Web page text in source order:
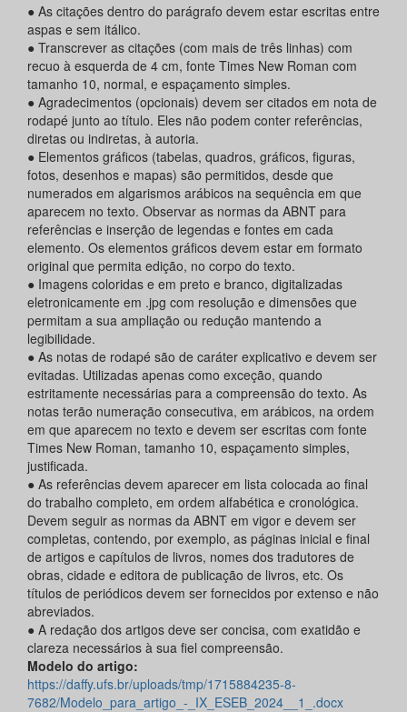
● As citações dentro do parágrafo devem estar escritas entre
aspas e sem itálico.
● Transcrever as citações (com mais de três linhas) com
recuo à esquerda de 4 cm, fonte Times New Roman com
tamanho 10, normal, e espaçamento simples.
● Agradecimentos (opcionais) devem ser citados em nota de
rodapé junto ao título. Eles não podem conter referências,
diretas ou indiretas, à autoria.
● Elementos gráficos (tabelas, quadros, gráficos, figuras,
fotos, desenhos e mapas) são permitidos, desde que
numerados em algarismos arábicos na sequência em que
aparecem no texto. Observar as normas da ABNT para
referências e inserção de legendas e fontes em cada
elemento. Os elementos gráficos devem estar em formato
original que permita edição, no corpo do texto.
● Imagens coloridas e em preto e branco, digitalizadas
eletronicamente em .jpg com resolução e dimensões que
permitam a sua ampliação ou redução mantendo a
legibilidade.
● As notas de rodapé são de caráter explicativo e devem ser
evitadas. Utilizadas apenas como exceção, quando
estritamente necessárias para a compreensão do texto. As
notas terão numeração consecutiva, em arábicos, na ordem
em que aparecem no texto e devem ser escritas com fonte
Times New Roman, tamanho 10, espaçamento simples,
justificada.
● As referências devem aparecer em lista colocada ao final
do trabalho completo, em ordem alfabética e cronológica.
Devem seguir as normas da ABNT em vigor e devem ser
completas, contendo, por exemplo, as páginas inicial e final
de artigos e capítulos de livros, nomes dos tradutores de
obras, cidade e editora de publicação de livros, etc. Os
títulos de periódicos devem ser fornecidos por extenso e não
abreviados.
● A redação dos artigos deve ser concisa, com exatidão e
clareza necessários à sua fiel compreensão.
Modelo do artigo:
https://daffy.ufs.br/uploads/tmp/1715884235-8-
7682/Modelo_para_artigo_-_IX_ESEB_2024__1_.docx